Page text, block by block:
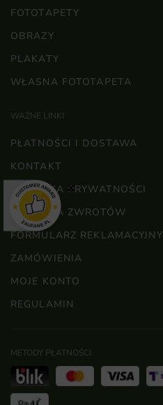
FOTOTAPETY
OBRAZY
PLAKATY
WŁASNA FOTOTAPETA
WAŻNE LINKI
PŁATNOŚCI I DOSTAWA
KONTAKT
POLITYKA PRYWATNOŚCI
POLITYKA ZWROTÓW
FORMULARZ REKLAMACYJNY
ZAMÓWIENIA
MOJE KONTO
REGULAMIN
METODY PŁATNOŚCI
×